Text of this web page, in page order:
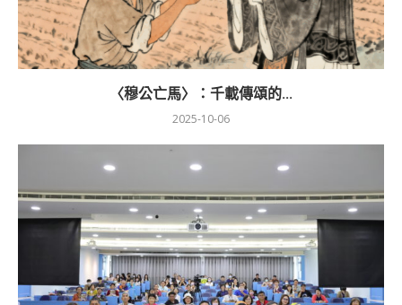
〈穆公亡馬〉：千載傳頌的...
2025-10-06